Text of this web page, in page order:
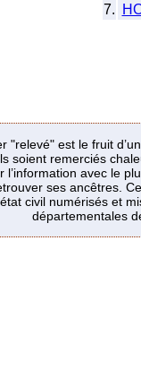
7.
"relevé" est le fruit
soient remerciés
l’information avec le
ses ancêtres.
civil numérisés et
départementales